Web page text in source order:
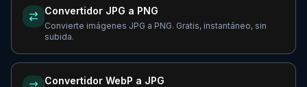
Convertidor JPG a PNG
Convierte imágenes JPG a PNG. Gratis, instantáneo, sin
subida.
Convertidor WebP a JPG